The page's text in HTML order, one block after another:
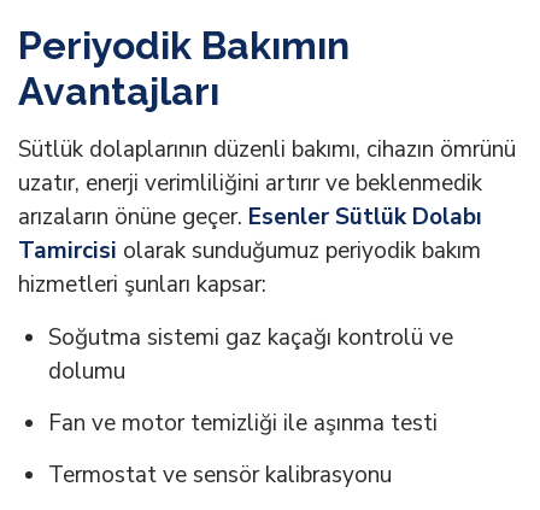
Periyodik Bakımın
Avantajları
Sütlük dolaplarının düzenli bakımı, cihazın ömrünü
uzatır, enerji verimliliğini artırır ve beklenmedik
arızaların önüne geçer. Esenler Sütlük Dolabı
Tamircisi olarak sunduğumuz periyodik bakım
hizmetleri şunları kapsar:
Soğutma sistemi gaz kaçağı kontrolü ve
dolumu
Fan ve motor temizliği ile aşınma testi
Termostat ve sensör kalibrasyonu